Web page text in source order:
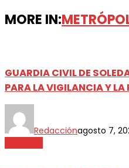
MORE IN:
GUARDIA CIVIL DE
PARA LA VIGILANCIA Y LA
Redacciónagosto 7,